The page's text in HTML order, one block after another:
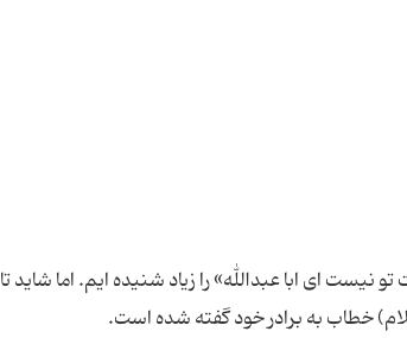
ای ابا عبدالله» را زیاد شنیده ایم. اما شاید تا
خطاب به برادر خود گفته شده است.